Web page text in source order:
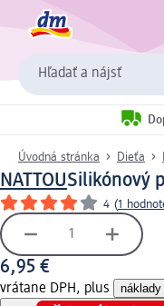
Hľadať a nájsť
Úvodná stránka Dieťa
NATTOUSilikónový
4 (1
6,95 €
vrátane DPH, plus náklady